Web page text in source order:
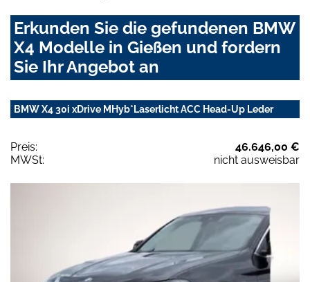
Erkunden Sie die gefundenen BMW
X4 Modelle in Gießen und fordern
Sie Ihr Angebot an
BMW X4 30i xDrive MHyb*Laserlicht ACC Head-Up Leder
Preis:
46.646,00 €
MWSt:
nicht ausweisbar